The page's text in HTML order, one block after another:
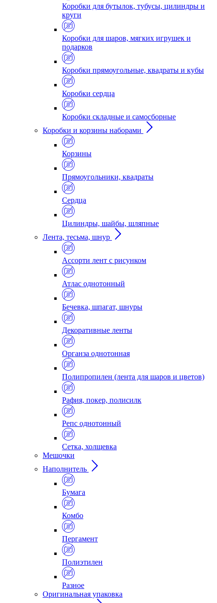
Коробки для бутылок, тубусы, цилиндры и
круги
Коробки для шаров, мягких игрушек и
подарков
Коробки прямоугольные, квадраты и кубы
Коробки сердца
Коробки складные и самосборные
Коробки и корзины наборами
Корзины
Прямоугольники, квадраты
Сердца
Цилиндры, шайбы, шляпные
Лента, тесьма, шнур
Ассорти лент с рисунком
Атлас однотонный
Бечевка, шпагат, шнуры
Декоративные ленты
Органза однотонная
Полипропилен (лента для шаров и цветов)
Рафия, покер, полисилк
Репс однотонный
Сетка, холщевка
Мешочки
Наполнитель
Бумага
Комбо
Пергамент
Полиэтилен
Разное
Оригинальная упаковка